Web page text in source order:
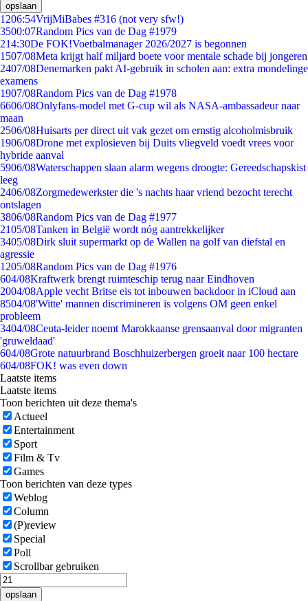
opslaan
1206:54VrijMiBabes #316 (not very sfw!)
3500:07Random Pics van de Dag #1979
214:30De FOK!Voetbalmanager 2026/2027 is begonnen
1507/08Meta krijgt half miljard boete voor mentale schade bij jongeren
2407/08Denemarken pakt AI-gebruik in scholen aan: extra mondelinge
examens
1907/08Random Pics van de Dag #1978
6606/08Onlyfans-model met G-cup wil als NASA-ambassadeur naar
maan
2506/08Huisarts per direct uit vak gezet om ernstig alcoholmisbruik
1906/08Drone met explosieven bij Duits vliegveld voedt vrees voor
hybride aanval
5906/08Waterschappen slaan alarm wegens droogte: Gereedschapskist
leeg
2406/08Zorgmedewerkster die 's nachts haar vriend bezocht terecht
ontslagen
3806/08Random Pics van de Dag #1977
2105/08Tanken in België wordt nóg aantrekkelijker
3405/08Dirk sluit supermarkt op de Wallen na golf van diefstal en
agressie
1205/08Random Pics van de Dag #1976
604/08Kraftwerk brengt ruimteschip terug naar Eindhoven
2004/08Apple vecht Britse eis tot inbouwen backdoor in iCloud aan
8504/08'Witte' mannen discrimineren is volgens OM geen enkel
probleem
3404/08Ceuta-leider noemt Marokkaanse grensaanval door migranten
'gruweldaad'
604/08Grote natuurbrand Boschhuizerbergen groeit naar 100 hectare
604/08FOK! was even down
Laatste items
Laatste items
Toon berichten uit deze thema's
Actueel
Entertainment
Sport
Film & Tv
Games
Toon berichten van deze types
Weblog
Column
(P)review
Special
Poll
Scrollbar gebruiken
opslaan